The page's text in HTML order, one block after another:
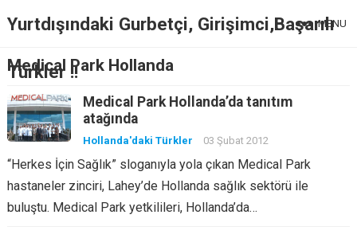
Yurtdışındaki Gurbetçi, Girişimci,Başarılı
Türkler !!
MENU
Medical Park Hollanda
Medical Park Hollanda’da tanıtım
atağında
Hollanda'daki Türkler 03 Şubat 2012
“Herkes İçin Sağlık” sloganıyla yola çıkan Medical Park
hastaneler zinciri, Lahey’de Hollanda sağlık sektörü ile
buluştu. Medical Park yetkilileri, Hollanda’da…